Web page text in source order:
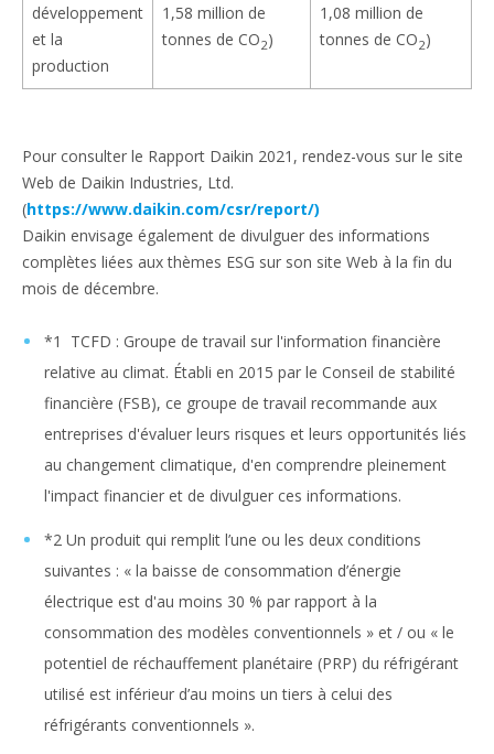
développement
et la
production
1,58 million de
tonnes de CO2)
1,08 million de
tonnes de CO2)
Pour consulter le Rapport Daikin 2021, rendez-vous sur le site
Web de Daikin Industries, Ltd.
(https://www.daikin.com/csr/report/)
Daikin envisage également de divulguer des informations
complètes liées aux thèmes ESG sur son site Web à la fin du
mois de décembre.
*1 TCFD : Groupe de travail sur l'information financière
relative au climat. Établi en 2015 par le Conseil de stabilité
financière (FSB), ce groupe de travail recommande aux
entreprises d'évaluer leurs risques et leurs opportunités liés
au changement climatique, d'en comprendre pleinement
l'impact financier et de divulguer ces informations.
*2 Un produit qui remplit l’une ou les deux conditions
suivantes : « la baisse de consommation d’énergie
électrique est d'au moins 30 % par rapport à la
consommation des modèles conventionnels » et / ou « le
potentiel de réchauffement planétaire (PRP) du réfrigérant
utilisé est inférieur d’au moins un tiers à celui des
réfrigérants conventionnels ».